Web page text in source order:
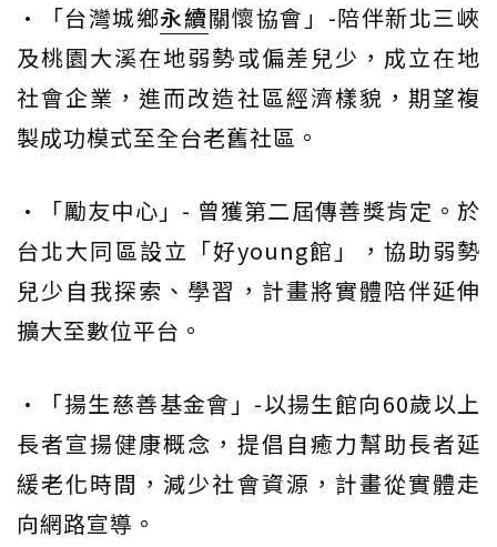
•「台灣城鄉永續關懷協會」-陪伴新北三峽
及桃園大溪在地弱勢或偏差兒少，成立在地
社會企業，進而改造社區經濟樣貌，期望複
製成功模式至全台老舊社區。
•「勵友中心」- 曾獲第二屆傳善獎肯定。於
台北大同區設立「好young館」，協助弱勢
兒少自我探索、學習，計畫將實體陪伴延伸
擴大至數位平台。
•「揚生慈善基金會」-以揚生館向60歲以上
長者宣揚健康概念，提倡自癒力幫助長者延
緩老化時間，減少社會資源，計畫從實體走
向網路宣導。